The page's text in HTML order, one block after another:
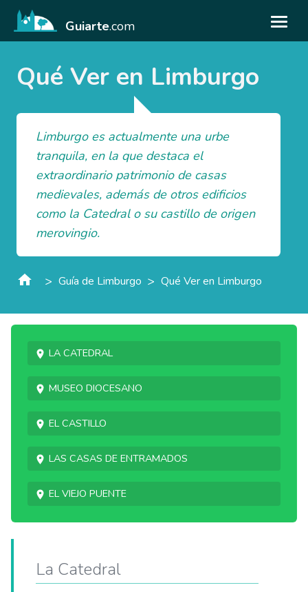
Guiarte.com
Qué Ver en Limburgo
Limburgo es actualmente una urbe
tranquila, en la que destaca el
extraordinario patrimonio de casas
medievales, además de otros edificios
como la Catedral o su castillo de origen
merovingio.
> Guía de Limburgo > Qué Ver en Limburgo
La Catedral
Museo diocesano
El castillo
Las casas de entramados
El viejo puente
La Catedral